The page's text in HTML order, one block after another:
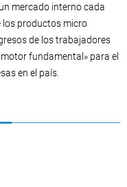
mercado interno cada
los productos micro
de los trabajadores
fundamental» para el
en el país.